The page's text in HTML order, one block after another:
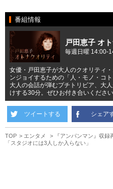
番組情報
戸田恵子 オ
毎週日曜 14:00-
女優・戸田恵子が大人のクオリティ
ンジョイするための「人・モノ・コ
大人の会話が弾むプチトリビア、大
けする30分。ぜひお付き合いください
ツイートする シェア
TOP エンタメ
『アンパンマン』収
「スタジオには3人しか入らない」